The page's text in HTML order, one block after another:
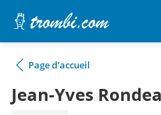
Page d'accueil
Jean-Yves